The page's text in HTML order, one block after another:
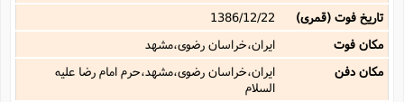
تاریخ فوت (قمری)
1386/12/22
مکان فوت
ایران،خراسان رضوی،مشهد
مکان دفن
ایران،خراسان رضوی،مشهد،حرم امام رضا علیه
السلام